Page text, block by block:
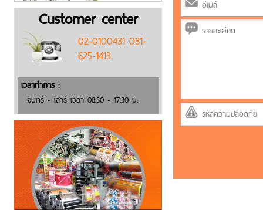
Customer center
02-0100431 081-
625-1413
เวลาทำการ :
จันทร์ - เสาร์ เวลา 08.30 - 17.30 น.